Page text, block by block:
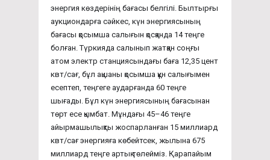
энергия көздерінің бағасы белгілі. Былтырғы
аукциондарға сәйкес, күн энергиясының
бағасы қосымша салығын қосқанда 14 теңге
болған. Түркияда салынып жатқан соңғы
атом электр станциясындағы баға 12,35 цент
квт/сағ, бұл ақшаны қосымша құн салығымен
есептеп, теңгеге аударғанда 60 теңге
шығады. Бұл күн энергиясының бағасынан
төрт есе қымбат. Мұндағы 45–46 теңге
айырмашылықты жоспарланған 15 миллиард
квт/сағ энергияға көбейтсек, жылына 675
миллиард теңге артық төлейміз. Қарапайым